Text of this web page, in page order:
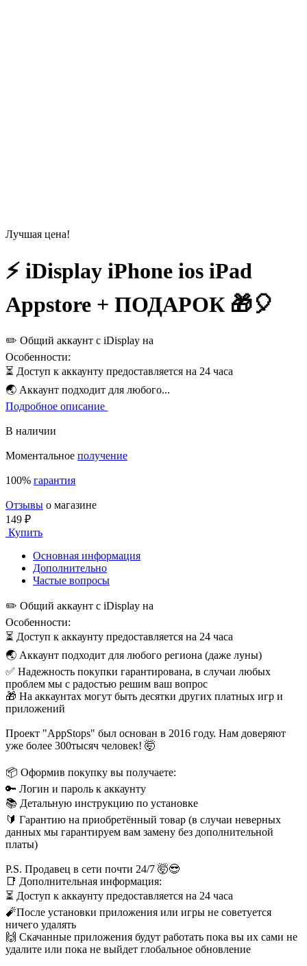
Лучшая цена!
⚡️ iDisplay iPhone ios iPad
Appstore + ПОДАРОК 🎁🎈
✏️ Общий аккаунт с iDisplay на
Особенности:
⏳ Доступ к аккаунту предоставляется на 24 часа
🌏 Аккаунт подходит для любого...
Подробное описание
В наличии
Моментальное получение
100% гарантия
Отзывы о магазине
149 ₽
Купить
Основная информация
Дополнительно
Частые вопросы
✏️ Общий аккаунт с iDisplay на
Особенности:
⏳ Доступ к аккаунту предоставляется на 24 часа
🌏 Аккаунт подходит для любого региона (даже луны)
✅ Надежность покупки гарантирована, в случаи любых
проблем мы с радостью решим ваш вопрос
🎁 На аккаунтах могут быть десятки других платных игр и
приложений
Проект "AppStops" был основан в 2016 году. Нам доверяют
уже более 300тысяч человек! 🤯
📦 Оформив покупку вы получаете:
🔑 Логин и пароль к аккаунту
📚 Детальную инструкцию по установке
🔰 Гарантию на приобретённый товар (в случаи неверных
данных мы гарантируем вам замену без дополнительной
платы)
P.S. Продавец в сети почти 24/7 🤯😎
📑 Дополнительная информация:
⏳ Доступ к аккаунту предоставляется на 24 часа
🧨После установки приложения или игры не советуется
ничего удалять
🙌 Скачанные приложения будут работать пока вы их сами не
удалите или пока не выйдет глобальное обновление